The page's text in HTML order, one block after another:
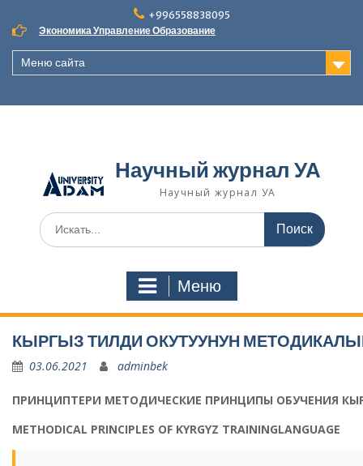
+996558838095
Экономика Управление Образование
Меню сайта
Научный журнал УА
Научный журнал УА
Поиск
для:
Меню
КЫРГЫЗ ТИЛДИ ОКУТУУНУН
03.06.2021 adminbek
ПРИНЦИПТЕРИ МЕТОДИЧЕСКИЕ ПРИНЦИПЫ ОБУЧЕНИЯ
METHODICAL PRINCIPLES OF KYRGYZ TRAININGLANGUAGE